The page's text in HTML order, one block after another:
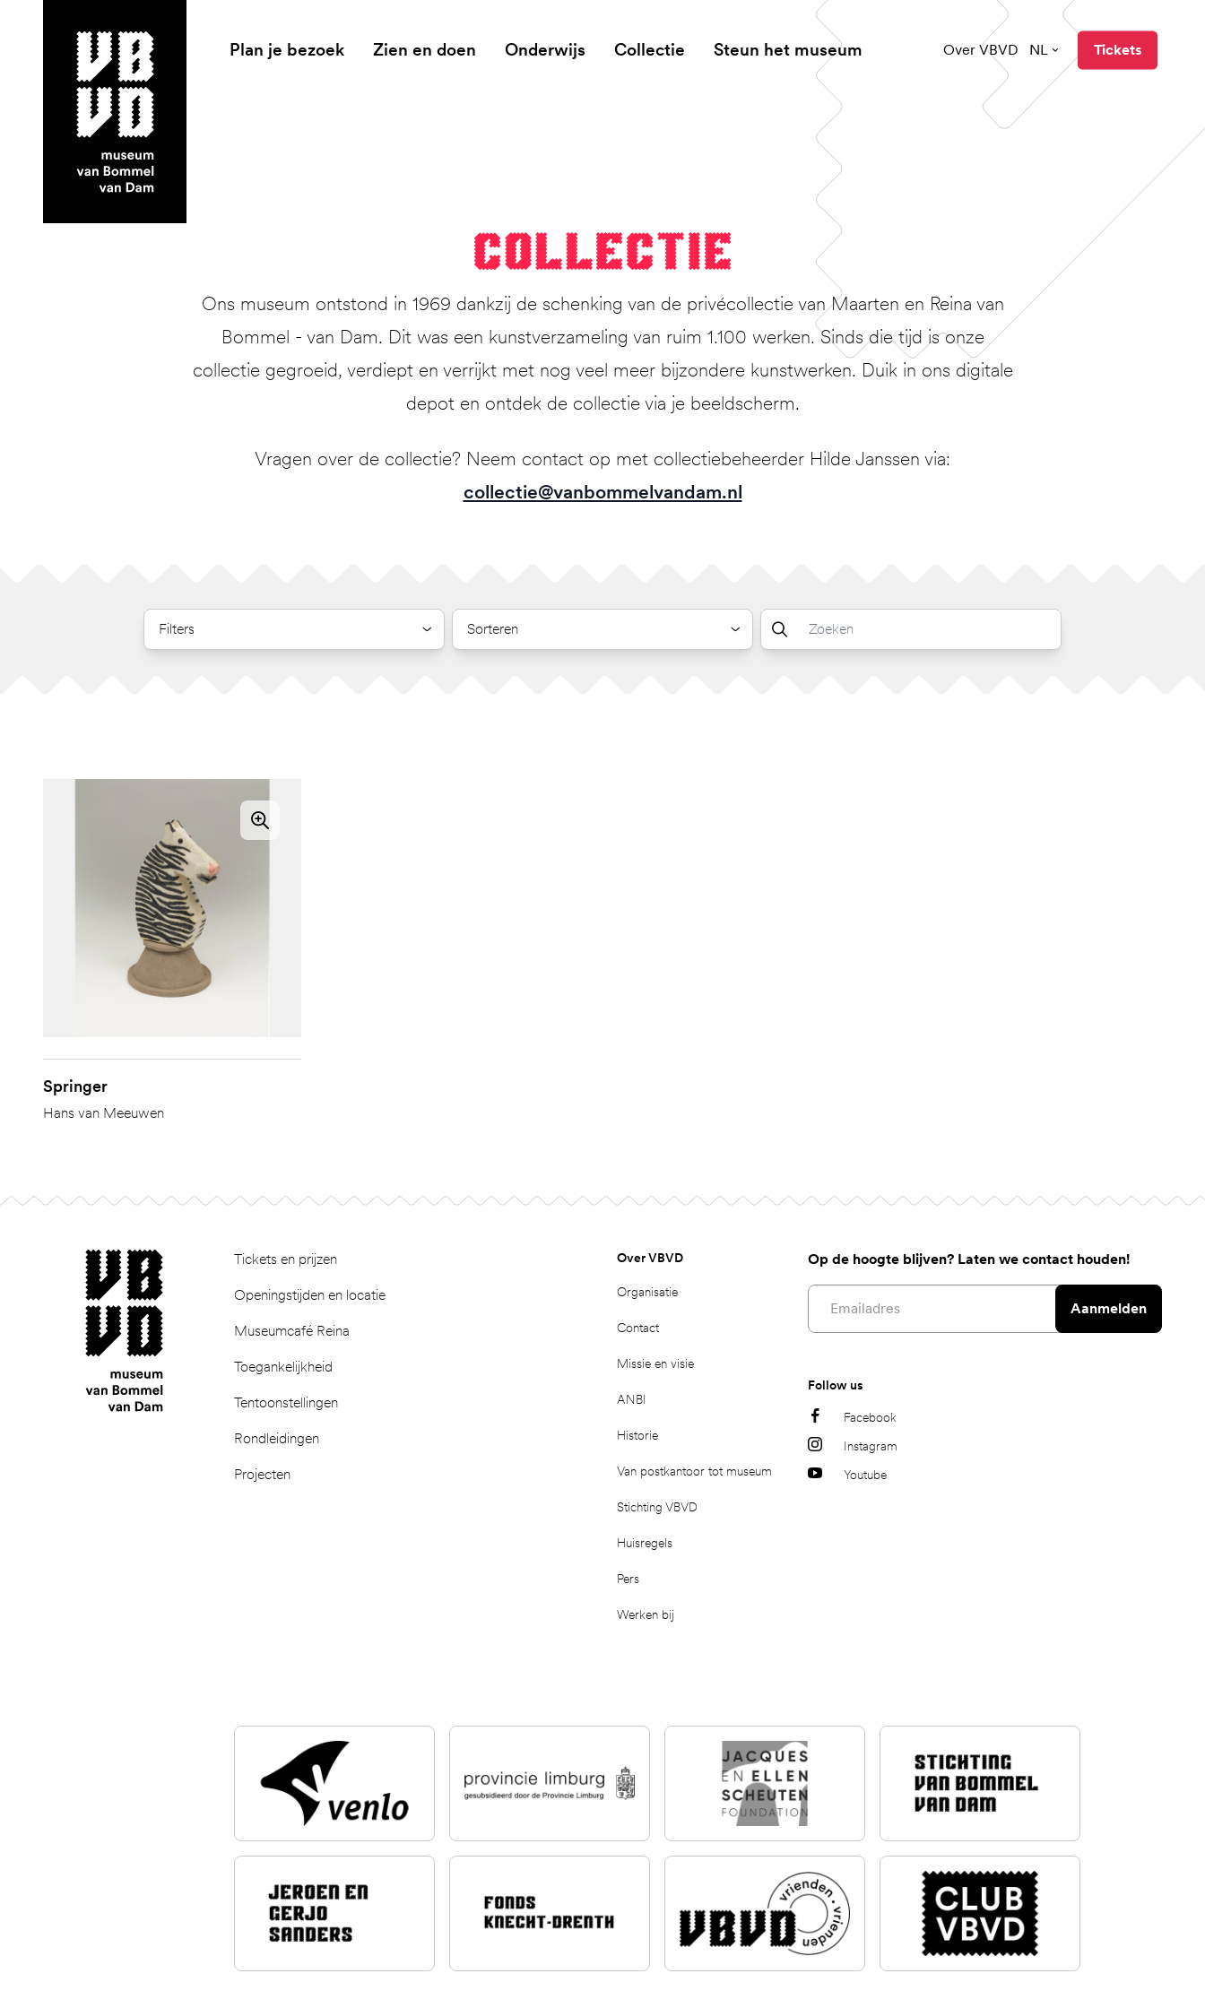
museum van Bommel van Dam
Plan je bezoek Zien en doen Onderwijs Collectie Steun het museum Over VBVD NL Tickets
Col­lec­tie
Ons museum ontstond in 1969 dankzij de schenking van de privécollectie van Maarten en Reina van
Bommel - van Dam. Dit was een kunstverzameling van ruim 1.100 werken. Sinds die tijd is onze
collectie gegroeid, verdiept en verrijkt met nog veel meer bijzondere kunstwerken. Duik in ons digitale
depot en ontdek de collectie via je beeldscherm.
Vragen over de collectie? Neem contact op met collectiebeheerder Hilde Janssen via:
collectie@vanbommelvandam.nl
Filters Sorteren
Springer
Hans van Meeuwen
Tickets en prijzen
Openingstijden en locatie
Museumcafé Reina
Toegankelijkheid
Tentoonstellingen
Rondleidingen
Projecten
museum van Bommel van Dam Over VBVD
Organisatie
Contact
Missie en visie
ANBI
Historie
Van postkantoor tot museum
Stichting VBVD
Huisregels
Pers
Werken bij
Op de hoogte blijven? Laten we contact houden!
Email address
Aanmelden
Follow us
Facebook
Instagram
Youtube